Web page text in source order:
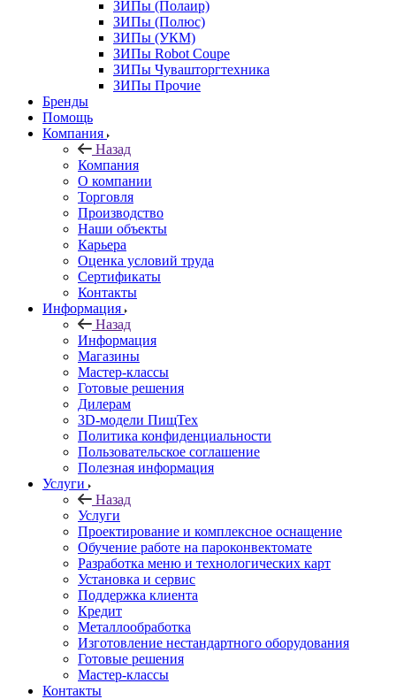
ЗИПы (Полаир)
ЗИПы (Полюс)
ЗИПы (УКМ)
ЗИПы Robot Coupe
ЗИПы Чувашторгтехника
ЗИПы Прочие
Бренды
Помощь
Компания
Назад
Компания
О компании
Торговля
Производство
Наши объекты
Карьера
Оценка условий труда
Сертификаты
Контакты
Информация
Назад
Информация
Магазины
Мастер-классы
Готовые решения
Дилерам
3D-модели ПищТех
Политика конфиденциальности
Пользовательское соглашение
Полезная информация
Услуги
Назад
Услуги
Проектирование и комплексное оснащение
Обучение работе на пароконвектомате
Разработка меню и технологических карт
Установка и сервис
Поддержка клиента
Кредит
Металлообработка
Изготовление нестандартного оборудования
Готовые решения
Мастер-классы
Контакты